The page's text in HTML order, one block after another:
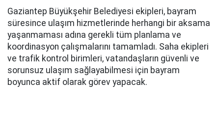
Gaziantep Büyükşehir Belediyesi ekipleri, bayram
süresince ulaşım hizmetlerinde herhangi bir aksama
yaşanmaması adına gerekli tüm planlama ve
koordinasyon çalışmalarını tamamladı. Saha ekipleri
ve trafik kontrol birimleri, vatandaşların güvenli ve
sorunsuz ulaşım sağlayabilmesi için bayram
boyunca aktif olarak görev yapacak.